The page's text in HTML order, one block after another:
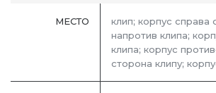
МЕСТО
клип; корпус справа
напротив клипа;
клипа; корпус
сторона клипу;